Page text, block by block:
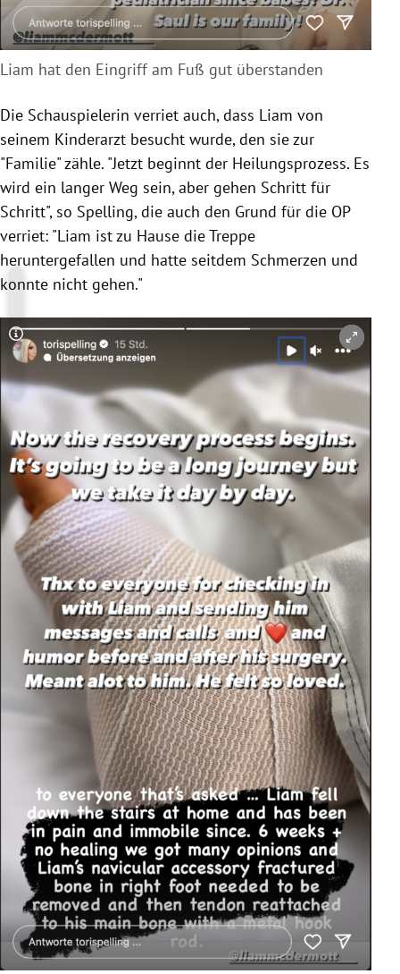
Liam hat den Eingriff am Fuß gut überstanden
Die Schauspielerin verriet auch, dass Liam von
seinem Kinderarzt besucht wurde, den sie zur
"Familie" zähle. "Jetzt beginnt der Heilungsprozess. Es
wird ein langer Weg sein, aber gehen Schritt für
Schritt", so Spelling, die auch den Grund für die OP
verriet: "Liam ist zu Hause die Treppe
heruntergefallen und hatte seitdem Schmerzen und
konnte nicht gehen."
Copyright-Hinweis öffnen/schließen